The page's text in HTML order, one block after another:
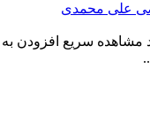
علی محمدی
مشاهده سریع افزودن